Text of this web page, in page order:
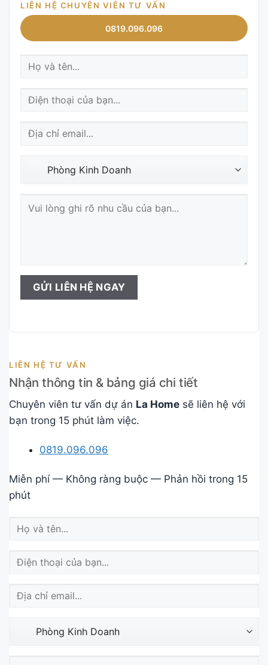
LIÊN HỆ CHUYÊN VIÊN TƯ VẤN
0819.096.096
LIÊN HỆ TƯ VẤN
Nhận thông tin & bảng giá chi tiết
Chuyên viên tư vấn dự án La Home sẽ liên hệ với
bạn trong 15 phút làm việc.
0819.096.096
Miễn phí — Không ràng buộc — Phản hồi trong 15
phút